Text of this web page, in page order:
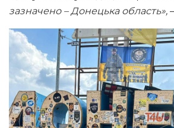
зазначено – Донецька область»,